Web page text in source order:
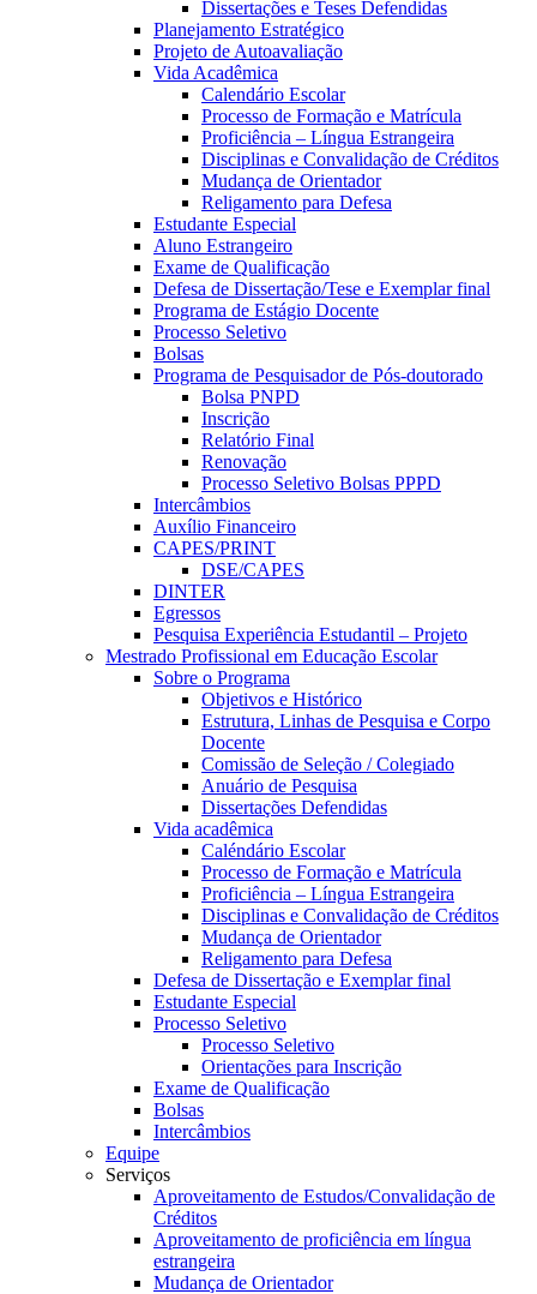
Dissertações e Teses Defendidas
Planejamento Estratégico
Projeto de Autoavaliação
Vida Acadêmica
Calendário Escolar
Processo de Formação e Matrícula
Proficiência – Língua Estrangeira
Disciplinas e Convalidação de Créditos
Mudança de Orientador
Religamento para Defesa
Estudante Especial
Aluno Estrangeiro
Exame de Qualificação
Defesa de Dissertação/Tese e Exemplar final
Programa de Estágio Docente
Processo Seletivo
Bolsas
Programa de Pesquisador de Pós-doutorado
Bolsa PNPD
Inscrição
Relatório Final
Renovação
Processo Seletivo Bolsas PPPD
Intercâmbios
Auxílio Financeiro
CAPES/PRINT
DSE/CAPES
DINTER
Egressos
Pesquisa Experiência Estudantil – Projeto
Mestrado Profissional em Educação Escolar
Sobre o Programa
Objetivos e Histórico
Estrutura, Linhas de Pesquisa e Corpo
Docente
Comissão de Seleção / Colegiado
Anuário de Pesquisa
Dissertações Defendidas
Vida acadêmica
Caléndário Escolar
Processo de Formação e Matrícula
Proficiência – Língua Estrangeira
Disciplinas e Convalidação de Créditos
Mudança de Orientador
Religamento para Defesa
Defesa de Dissertação e Exemplar final
Estudante Especial
Processo Seletivo
Processo Seletivo
Orientações para Inscrição
Exame de Qualificação
Bolsas
Intercâmbios
Equipe
Serviços
Aproveitamento de Estudos/Convalidação de
Créditos
Aproveitamento de proficiência em língua
estrangeira
Mudança de Orientador